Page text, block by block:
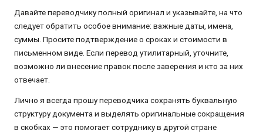
Давайте переводчику полный оригинал и указывайте, на что
следует обратить особое внимание: важные даты, имена,
суммы. Просите подтверждение о сроках и стоимости в
письменном виде. Если перевод утилитарный, уточните,
возможно ли внесение правок после заверения и кто за них
отвечает.
Лично я всегда прошу переводчика сохранять буквальную
структуру документа и выделять оригинальные сокращения
в скобках — это помогает сотруднику в другой стране